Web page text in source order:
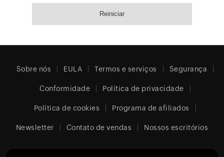
Sobre nós EULA Termos e serviços Segurança
Conformidade Política de privacidade
Política de cookies Programa de afiliados
Newsletter Contato de vendas Nossos escritórios